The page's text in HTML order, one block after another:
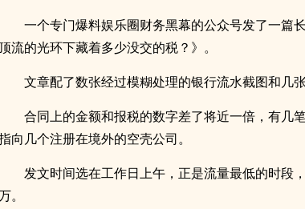
一个专门爆料娱乐圈财务黑幕的公众号发了一篇
流的光环下藏着多少没交的税？》。
文章配了数张经过模糊处理的银行流水截图和几
合同上的金额和报税的数字差了将近一倍，有几
向几个注册在境外的空壳公司。
发文时间选在工作日上午，正是流量最低的时段
。